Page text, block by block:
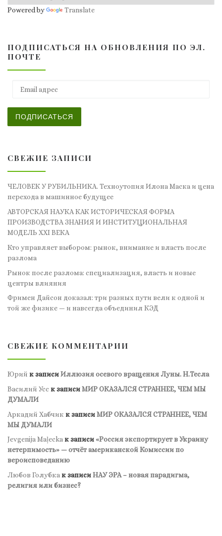
Powered by Translate
ПОДПИСАТЬСЯ НА ОБНОВЛЕНИЯ ПО ЭЛ.
ПОЧТЕ
ПОДПИСАТЬСЯ
СВЕЖИЕ ЗАПИСИ
ЧЕЛОВЕК У РУБИЛЬНИКА. Техноутопия Илона Маска и цена
перехода в машинное будущее
АВТОРСКАЯ НАУКА КАК ИСТОРИЧЕСКАЯ ФОРМА
ПРОИЗВОДСТВА ЗНАНИЯ И ИНСТИТУЦИОНАЛЬНАЯ
МОДЕЛЬ XXI ВЕКА
Кто управляет выбором: рынок, внимание и власть после
разлома
Рынок после разлома: специализация, власть и новые
центры влияния
Фримен Дайсон доказал: три разных пути вели к одной и
той же физике — и навсегда объединил КЭД
СВЕЖИЕ КОММЕНТАРИИ
Юрий к записиИллюзия осевого вращения Луны. Н.Тесла
Василий Усс к записиМИР ОКАЗАЛСЯ СТРАННЕЕ, ЧЕМ МЫ
ДУМАЛИ
Аркадий Хабчик к записиМИР ОКАЗАЛСЯ СТРАННЕЕ, ЧЕМ
МЫ ДУМАЛИ
Jevgenija Maļeckaк записи«Россия экспортирует в Украину
нетерпимость» — отчёт американской Комиссии по
вероисповеданию
Любов Голубка к записиНАУ ЭРА – новая парадигма,
религия или бизнес?